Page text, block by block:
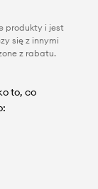
produkty i jest
się z innymi
z rabatu.
to, co